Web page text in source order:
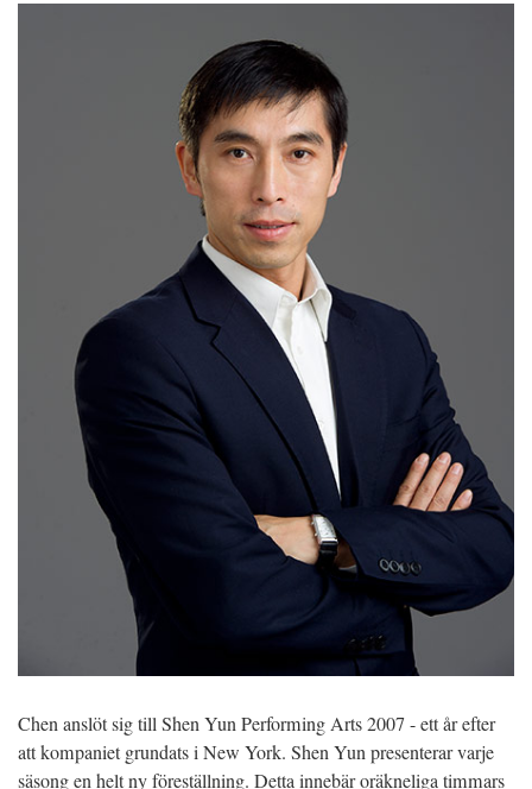
Chen anslöt sig till Shen Yun Performing Arts 2007 - ett år efter
att kompaniet grundats i New York. Shen Yun presenterar varje
säsong en helt ny föreställning. Detta innebär oräkneliga timmars